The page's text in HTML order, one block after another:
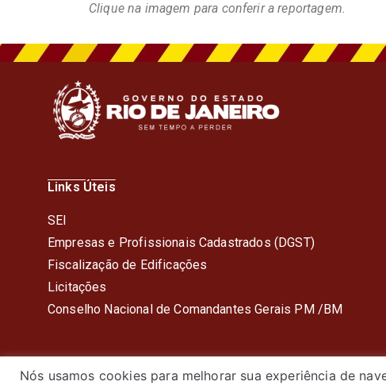
Clique na imagem para conferir a reportagem.
Links Úteis
SEI
Empresas e Profissionais Cadastrados (DGST)
Fiscalização de Edificações
Licitações
Conselho Nacional de Comandantes Gerais PM /BM
Nós usamos cookies para melhorar sua experiência de